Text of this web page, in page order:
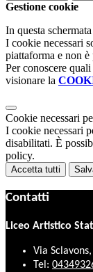
Gestione cookie
In questa
I cookie necessari
piattaforma e non
Per conoscere
visionare la
Cookie necessari
I cookie necessari
disabilitati. È
policy.
Accetta tutti
Contatti
Liceo Artistico
Via
Tel: